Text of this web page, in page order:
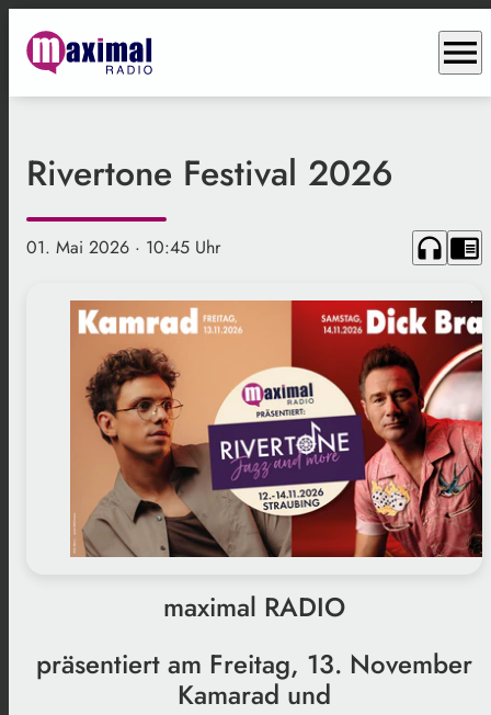
menu
Rivertone Festival 2026
01. Mai 2026 · 10:45 Uhr headphones chrome_reader_mode
.
maximal RADIO
präsentiert am Freitag, 13. November
Kamarad und